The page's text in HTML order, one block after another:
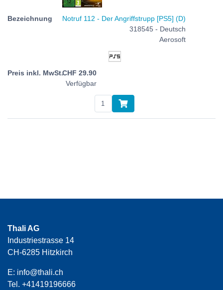
Notruf 112 - Der Angriffstrupp [PS5] (D)
318545 - Deutsch
Aerosoft
CHF 29.90
Verfügbar
Thali AG
Industriestrasse 14
CH-6285 Hitzkirch
E: info@thali.ch
Tel. +41419196666